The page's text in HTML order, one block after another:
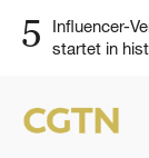
5
Influencer-
startet in